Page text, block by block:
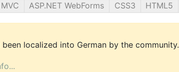
ASP.NET WebForms CSS3 HTML5
localized into German by the community.